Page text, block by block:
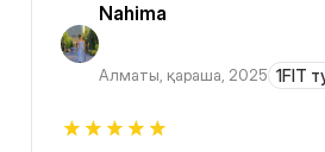
Nahima
Алматы, қараша, 2025 1FIT